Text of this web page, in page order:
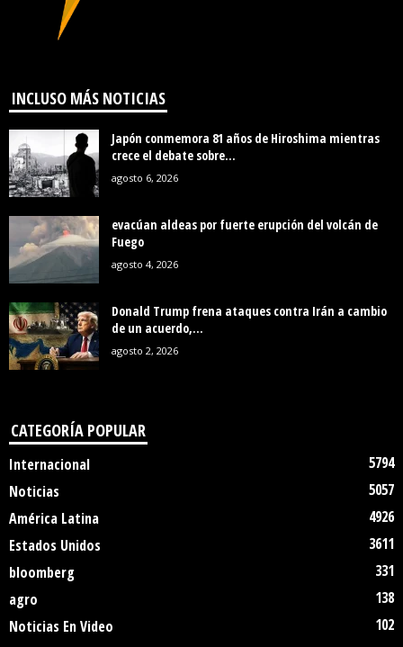
INCLUSO MÁS NOTICIAS
Japón conmemora 81 años de Hiroshima mientras
crece el debate sobre...
agosto 6, 2026
evacúan aldeas por fuerte erupción del volcán de
Fuego
agosto 4, 2026
Donald Trump frena ataques contra Irán a cambio
de un acuerdo,...
agosto 2, 2026
CATEGORÍA POPULAR
Internacional
5794
Noticias
5057
América Latina
4926
Estados Unidos
3611
bloomberg
331
agro
138
Noticias En Video
102